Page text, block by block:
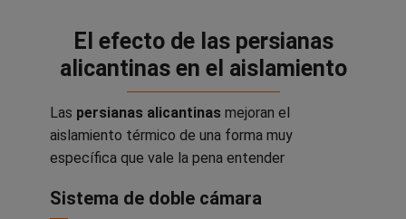
El efecto de las persianas
alicantinas en el aislamiento
Las persianas alicantinas mejoran el
aislamiento térmico de una forma muy
específica que vale la pena entender
Sistema de doble cámara